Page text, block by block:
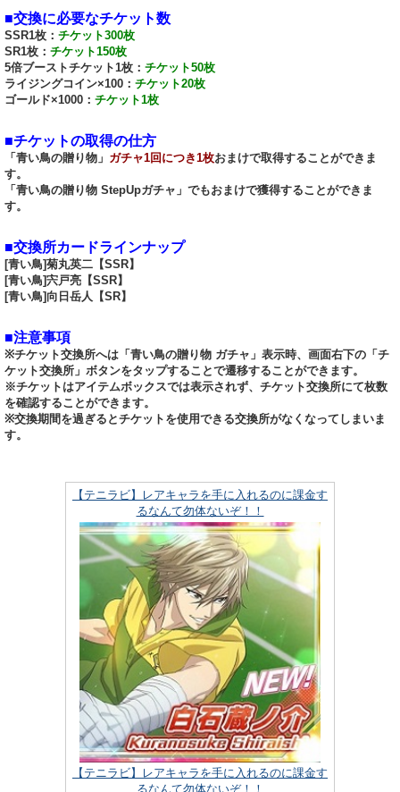
■交換に必要なチケット数
SSR1枚： チケット300枚
SR1枚： チケット150枚
5倍ブーストチケット1枚： チケット50枚
ライジングコイン×100： チケット20枚
ゴールド×1000： チケット1枚
■チケットの取得の仕方
「青い鳥の贈り物」 ガチャ1回につき1枚おまけで取得することができま
す。
「青い鳥の贈り物 StepUpガチャ」でもおまけで獲得することができま
す。
■交換所カードラインナップ
[青い鳥]菊丸英二【SSR】
[青い鳥]宍戸亮【SSR】
[青い鳥]向日岳人【SR】
■注意事項
※チケット交換所へは「青い鳥の贈り物 ガチャ」表示時、画面右下の「チ
ケット交換所」ボタンをタップすることで遷移することができます。
※チケットはアイテムボックスでは表示されず、チケット交換所にて枚数
を確認することができます。
※交換期間を過ぎるとチケットを使用できる交換所がなくなってしまいま
す。
【テニラビ】レアキャラを手に入れるのに課金す
るなんて勿体ないぞ！！
【テニラビ】レアキャラを手に入れるのに課金す
るなんて勿体ないぞ！！